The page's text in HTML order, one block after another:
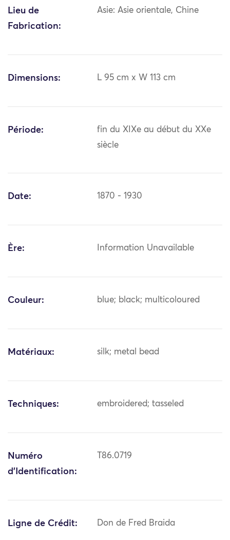
Lieu de
Fabrication:
Asie: Asie orientale, Chine
Dimensions: L 95 cm x W 113 cm
Période:
fin du XIXe au début du XXe
siècle
Date: 1870 - 1930
Ère: Information Unavailable
Couleur: blue; black; multicoloured
Matériaux: silk; metal bead
Techniques: embroidered; tasseled
Numéro
d'Identification:
T86.0719
Ligne de Crédit: Don de Fred Braida